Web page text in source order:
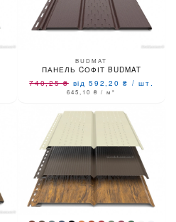
BUDMAT
ПАНЕЛЬ CОФІТ BUDMAT
740,25₴ від 592,20₴ / шт.
645,10₴ / м²